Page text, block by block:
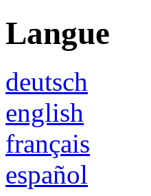
Langue
deutsch
english
français
español